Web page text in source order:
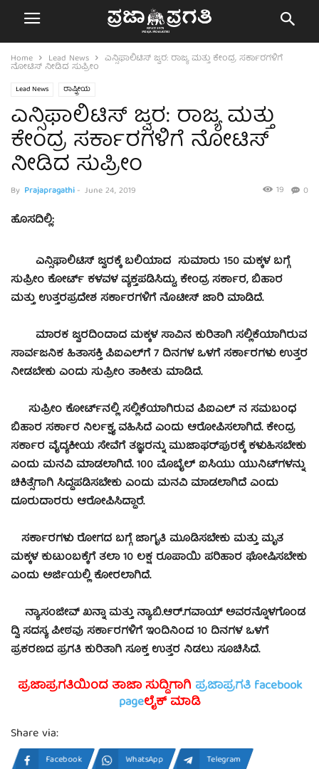
Home Lead News ಎನ್ಸಿಫಾಲಿಟಿಸ್ ಜ್ವರ: ರಾಜ್ಯ ಮತ್ತು ಕೇಂದ್ರ ಸರ್ಕಾರಗಳಿಗೆ
ನೋಟಿಸ್ ನೀಡಿದ ಸುಪ್ರೀಂ
Lead News ರಾಷ್ಟ್ರೀಯ
ಎನ್ಸಿಫಾಲಿಟಿಸ್ ಜ್ವರ: ರಾಜ್ಯ ಮತ್ತು
ಕೇಂದ್ರ ಸರ್ಕಾರಗಳಿಗೆ ನೋಟಿಸ್
ನೀಡಿದ ಸುಪ್ರೀಂ
By Prajapragathi- June 24, 2019 0
19
ಹೊಸದಿಲ್ಲಿ:
ಎನ್ಸಿಫಾಲಿಟಿಸ್ ಜ್ವರಕ್ಕೆ ಬಲಿಯಾದ ಸುಮಾರು 150 ಮಕ್ಕಳ ಬಗ್ಗೆ
ಸುಪ್ರೀಂ ಕೋರ್ಟ್‌ ಕಳವಳ ವ್ಯಕ್ತಪಡಿಸಿದ್ದು, ಕೇಂದ್ರ ಸರ್ಕಾರ, ಬಿಹಾರ
ಮತ್ತು ಉತ್ತರಪ್ರದೇಶ ಸರ್ಕಾರಗಳಿಗೆ ನೊಟೀಸ್‌ ಜಾರಿ ಮಾಡಿದೆ.
ಮಾರಕ ಜ್ವರದಿಂದಾದ ಮಕ್ಕಳ ಸಾವಿನ ಕುರಿತಾಗಿ ಸಲ್ಲಿಕೆಯಾಗಿರುವ
ಸಾರ್ವಜನಿಕ ಹಿತಾಸಕ್ತಿ ಪಿಐಎಲ್‌ಗೆ 7 ದಿನಗಳ ಒಳಗೆ ಸರ್ಕಾರಗಳು ಉತ್ತರ
ನೀಡಬೇಕು ಎಂದು ಸುಪ್ರೀಂ ತಾಕೀತು ಮಾಡಿದೆ.
ಸುಪ್ರೀಂ ಕೋರ್ಟ್‌ನಲ್ಲಿ ಸಲ್ಲಿಕೆಯಾಗಿರುವ ಪಿಐಎಲ್‌ ನ ಸಮಬಂಧ
ಬಿಹಾರ ಸರ್ಕಾರ ನಿರ್ಲಕ್ಷ್ಯ ವಹಿಸಿದೆ ಎಂದು ಆರೋಪಿಸಲಾಗಿದೆ. ಕೇಂದ್ರ
ಸರ್ಕಾರ ವೈದ್ಯಕೀಯ ಸೇವೆಗೆ ತಜ್ಞರನ್ನು ಮುಜಾಫ‌ರ್‌ಪುರಕ್ಕೆ ಕಳುಹಿಸಬೇಕು
ಎಂದು ಮನವಿ ಮಾಡಲಾಗಿದೆ. 100 ಮೊಬೈಲ್‌ ಐಸಿಯು ಯುನಿಟ್‌ಗಳನ್ನು
ಚಿಕಿತ್ಸೆಗಾಗಿ ಸಿದ್ಧಪಡಿಸಬೇಕು ಎಂದು ಮನವಿ ಮಾಡಲಾಗಿದೆ ಎಂದು
ದೂರುದಾರರು ಆರೋಪಿಸಿದ್ದಾರೆ.
ಸರ್ಕಾರಗಳು ರೋಗದ ಬಗ್ಗೆ ಜಾಗೃತಿ ಮೂಡಿಸಬೇಕು ಮತ್ತು ಮೃತ
ಮಕ್ಕಳ ಕುಟುಂಬಕ್ಕೆಗೆ ತಲಾ 10 ಲಕ್ಷ ರೂಪಾಯಿ ಪರಿಹಾರ ಘೋಷಿಸಬೇಕು
ಎಂದು ಅರ್ಜಿಯಲ್ಲಿ ಕೋರಲಾಗಿದೆ.
ನ್ಯಾ.ಸಂಜೀವ್‌ ಖನ್ನಾ ಮತ್ತು ನ್ಯಾ.ಬಿ.ಆರ್‌.ಗವಾಯ್‌ ಅವರನ್ನೊಳಗೊಂಡ
ದ್ವಿ ಸದಸ್ಯ ಪೀಠವು ಸರ್ಕಾರಗಳಿಗೆ ಇಂದಿನಿಂದ 10 ದಿನಗಳ ಒಳಗೆ
ಪ್ರಕರಣದ ಪ್ರಗತಿ ಕುರಿತಾಗಿ ಸೂಕ್ತ ಉತ್ತರ ನಿಡಲು ಸೂಚಿಸಿದೆ.
ಪ್ರಜಾಪ್ರಗತಿಯಿಂದ ತಾಜಾ ಸುದ್ದಿಗಾಗಿ ಪ್ರಜಾಪ್ರಗತಿ facebook
pageಲೈಕ್ ಮಾಡಿ
Share via:
Facebook WhatsApp
Telegram